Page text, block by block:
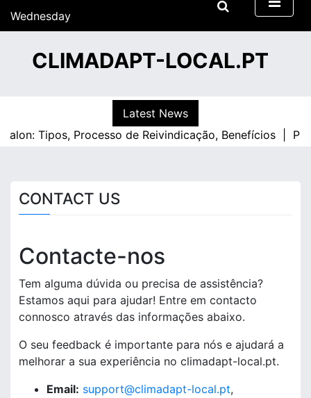
Wednesday
15/07/2026
14:49CLIMADAPT-LOCAL.PT
Latest News
Tipos, Processo de Reivindicação, Benefícios |
CONTACT US
Contacte-nos
Tem alguma dúvida ou precisa de assistência?
Estamos aqui para ajudar! Entre em contacto
connosco através das informações abaixo.
O seu feedback é importante para nós e ajudará a
melhorar a sua experiência no climadapt-local.pt.
Email: support@climadapt-local.pt,